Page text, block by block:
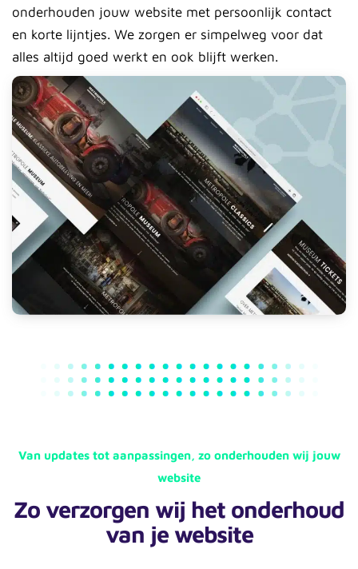
onderhouden jouw website met persoonlijk contact
en korte lijntjes. We zorgen er simpelweg voor dat
alles altijd goed werkt en ook blijft werken.
Van updates tot aanpassingen, zo onderhouden wij jouw
website
Zo verzorgen wij het onderhoud
van je website